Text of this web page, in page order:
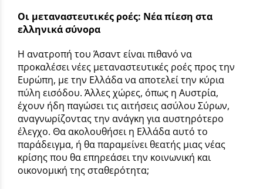
Οι μεταναστευτικές ροές: Νέα πίεση στα
ελληνικά σύνορα
Η ανατροπή του Άσαντ είναι πιθανό να
προκαλέσει νέες μεταναστευτικές ροές προς την
Ευρώπη, με την Ελλάδα να αποτελεί την κύρια
πύλη εισόδου. Άλλες χώρες, όπως η Αυστρία,
έχουν ήδη παγώσει τις αιτήσεις ασύλου Σύρων,
αναγνωρίζοντας την ανάγκη για αυστηρότερο
έλεγχο. Θα ακολουθήσει η Ελλάδα αυτό το
παράδειγμα, ή θα παραμείνει θεατής μιας νέας
κρίσης που θα επηρεάσει την κοινωνική και
οικονομική της σταθερότητα;